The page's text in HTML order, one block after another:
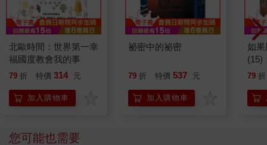
北歐時間：世界第一幸
福國度教會我的事
79 折 特價 314 元
加入購物車
祕密中的祕密
79 折 特價 537 元
加入購物車
如
(15)
貓
79 折
您可能也需要